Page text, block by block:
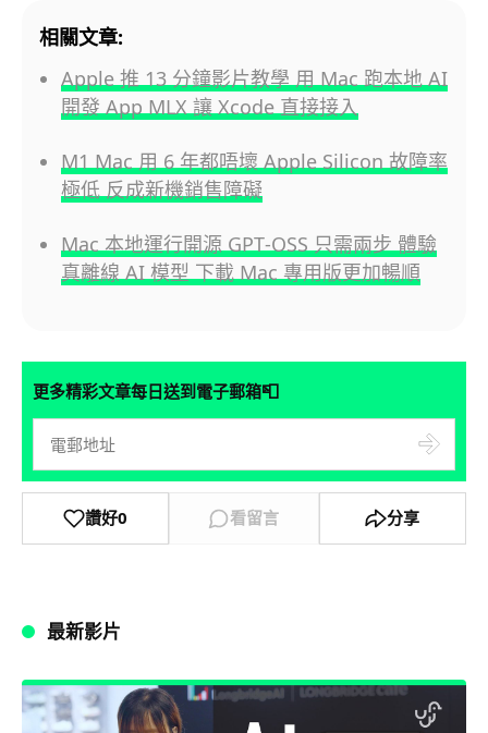
相關文章:
Apple 推 13 分鐘影片教學 用 Mac 跑本地 AI
開發 App MLX 讓 Xcode 直接接入
M1 Mac 用 6 年都唔壞 Apple Silicon 故障率
極低 反成新機銷售障礙
Mac 本地運行開源 GPT‑OSS 只需兩步 體驗
真離線 AI 模型 下載 Mac 專用版更加暢順
更多精彩文章每日送到電子郵箱📮
讚好0 看留言 分享
最新影片